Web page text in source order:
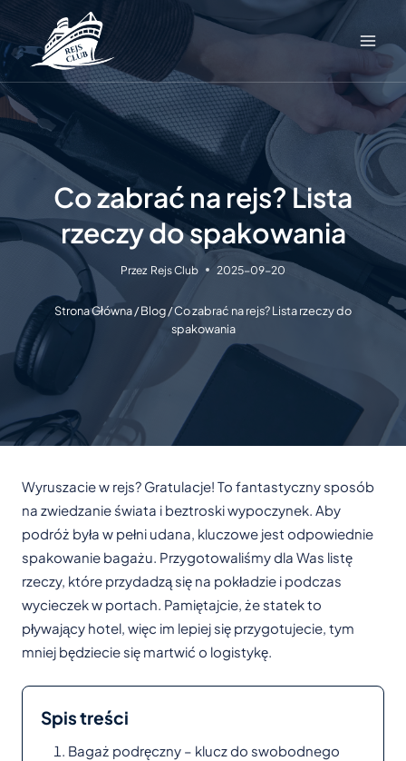
do
treści
Co zabrać na rejs? Lista
rzeczy do spakowania
Przez Rejs Club 2025-09-20
Strona Główna/Blog/Co zabrać na rejs? Lista rzeczy do
spakowania
Wyruszacie w rejs? Gratulacje! To fantastyczny sposób
na zwiedzanie świata i beztroski wypoczynek. Aby
podróż była w pełni udana, kluczowe jest odpowiednie
spakowanie bagażu. Przygotowaliśmy dla Was listę
rzeczy, które przydadzą się na pokładzie i podczas
wycieczek w portach. Pamiętajcie, że statek to
pływający hotel, więc im lepiej się przygotujecie, tym
mniej będziecie się martwić o logistykę.
Spis treści
Bagaż podręczny – klucz do swobodnego